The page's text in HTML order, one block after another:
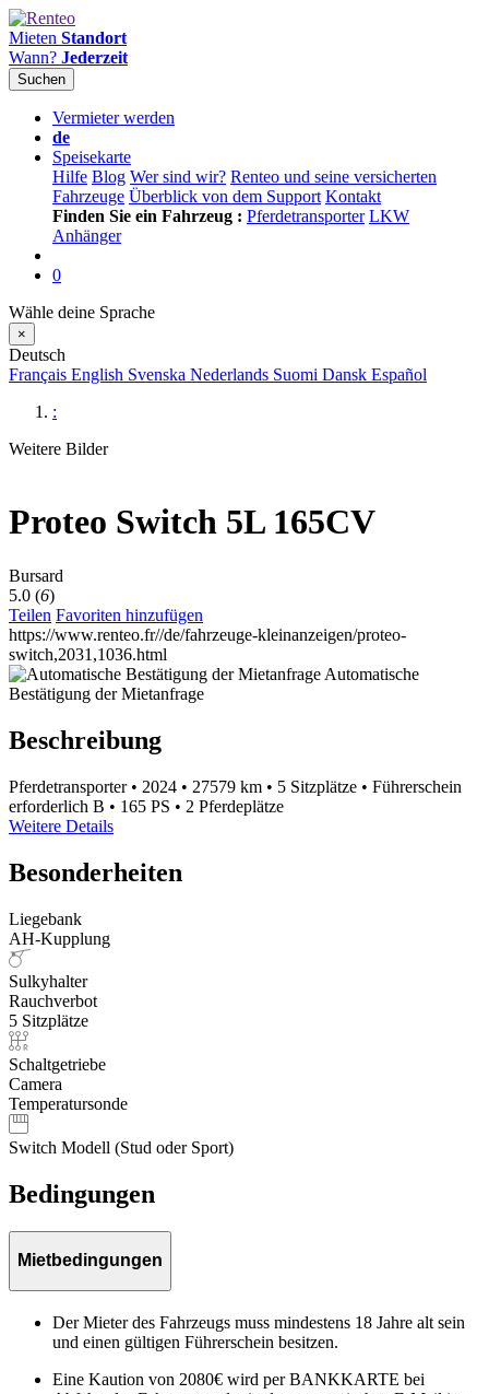
Mieten Standort
Wann? Jederzeit
Suchen
Vermieter werden
de
Speisekarte
Hilfe Blog Wer sind wir? Renteo und seine versicherten
Fahrzeuge Überblick von dem Support Kontakt
Finden Sie ein Fahrzeug : Pferdetransporter LKW
Anhänger
0
Wähle deine Sprache
×
Deutsch
Français English Svenska Nederlands Suomi Dansk Español
:
Weitere Bilder
Proteo Switch 5L 165CV
Bursard
5.0 (6)
Teilen Favoriten hinzufügen
https://www.renteo.fr//de/fahrzeuge-kleinanzeigen/proteo-
switch,2031,1036.html
Automatische
Bestätigung der Mietanfrage
Beschreibung
Pferdetransporter • 2024 • 27579 km • 5 Sitzplätze • Führerschein
erforderlich B • 165 PS • 2 Pferdeplätze
Weitere Details
Besonderheiten
Liegebank
AH-Kupplung
Sulkyhalter
Rauchverbot
5 Sitzplätze
Schaltgetriebe
Camera
Temperatursonde
Switch Modell (Stud oder Sport)
Bedingungen
Mietbedingungen
Der Mieter des Fahrzeugs muss mindestens 18 Jahre alt sein
und einen gültigen Führerschein besitzen.
Eine Kaution von 2080€ wird per BANKKARTE bei